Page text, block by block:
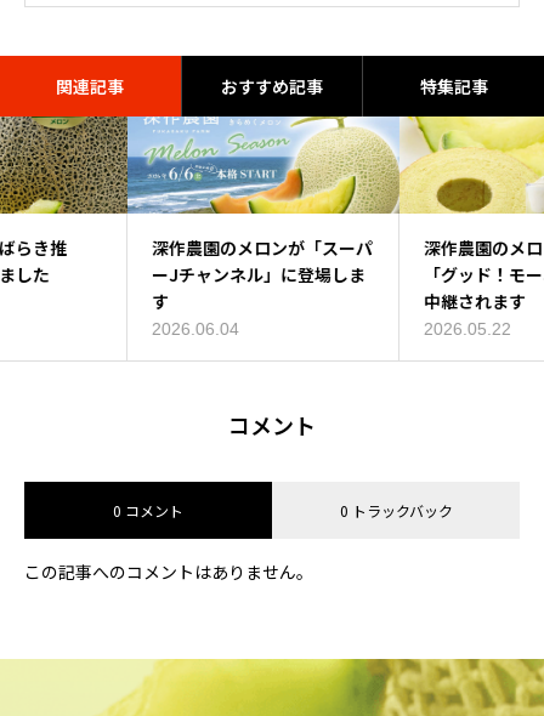
関連記事 おすすめ記事 特集記事
深作農園のメロンが「スーパ
ーJチャンネル」に登場しま
深作農園のメロンスイーツが
「グッド！モーニング」で生
深作農園が「いばらき推
し！」に登場しました
コメント
0 コメント 0 トラックバック
この記事へのコメントはありません。